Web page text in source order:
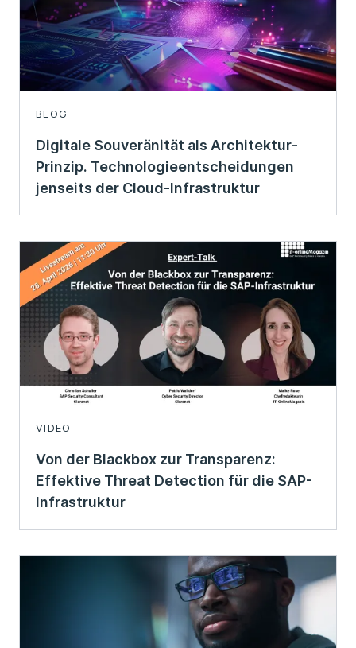
BLOG
Digitale Souveränität als Architektur-
Prinzip. Technologieentscheidungen
jenseits der Cloud-Infrastruktur
VIDEO
Von der Blackbox zur Transparenz:
Effektive Threat Detection für die SAP-
Infrastruktur